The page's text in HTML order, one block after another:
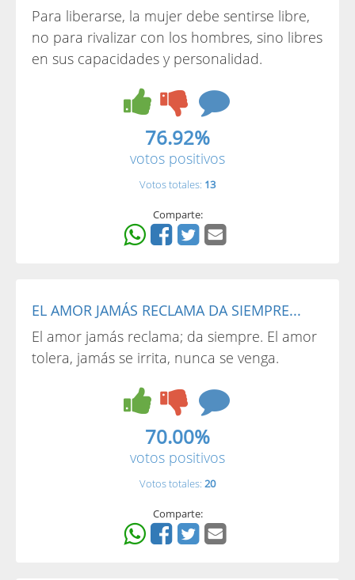
Para liberarse, la mujer debe sentirse libre,
no para rivalizar con los hombres, sino libres
en sus capacidades y personalidad.
76.92%
votos positivos
Votos totales: 13
Comparte:
EL AMOR JAMÁS RECLAMA DA SIEMPRE...
El amor jamás reclama; da siempre. El amor
tolera, jamás se irrita, nunca se venga.
70.00%
votos positivos
Votos totales: 20
Comparte: